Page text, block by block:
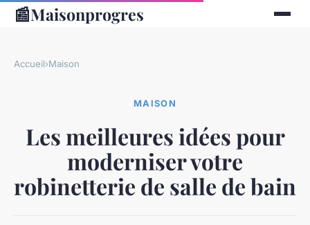
📰Maisonprogres
Accueil›Maison
MAISON
Les meilleures idées pour
moderniser votre
robinetterie de salle de bain